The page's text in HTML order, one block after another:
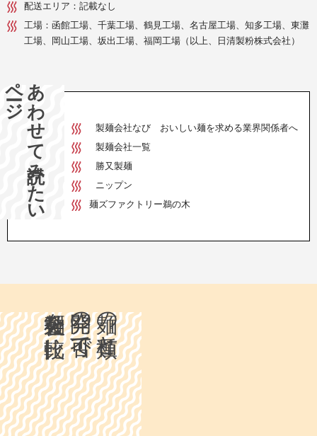
配送エリア：記載なし
工場：函館工場、千葉工場、鶴見工場、名古屋工場、知多工場、東灘
工場、岡山工場、坂出工場、福岡工場（以上、日清製粉株式会社）
あ
わ
せ
て
読み
た
い
ペ
ージ
製麺会社なび おいしい麺を求める業界関係者へ
製麺会社一覧
勝又製麺
ニップン
麺ズファクトリー鵜の木
麺の種類と
開発の可否で
製麺会社を比較